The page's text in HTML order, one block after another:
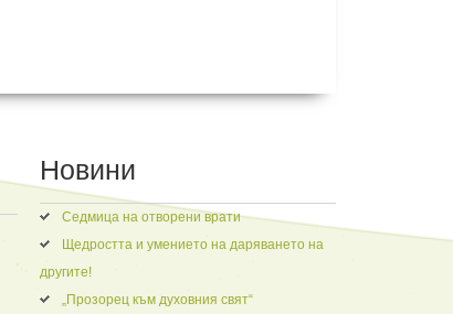
Новини
Седмица на отворени врати
Щедростта и умението на даряването на
другите!
„Прозорец към духовния свят“